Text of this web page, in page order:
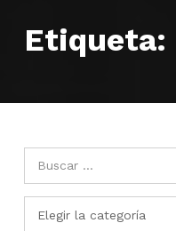
Etiqueta:
Búsqueda para:
CATEGORÍAS
Categorías